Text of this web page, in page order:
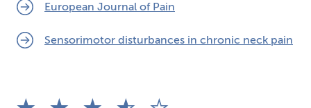
European Journal of Pain
Sensorimotor disturbances in chronic neck pain